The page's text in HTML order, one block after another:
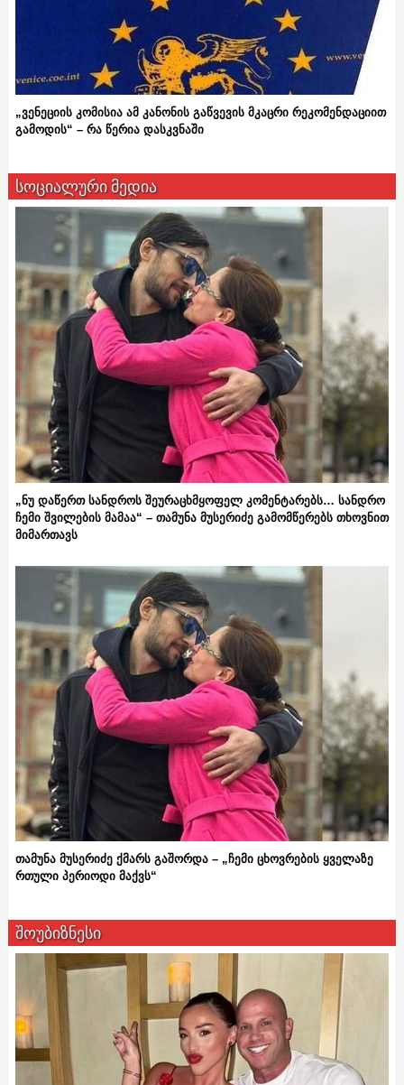
„ვენეციის კომისია ამ კანონის გაწვევის მკაცრი რეკომენდაციით
გამოდის“ – რა წერია დასკვნაში
სოციალური მედია
„ნუ დაწერთ სანდროს შეურაცხმყოფელ კომენტარებს… სანდრო
ჩემი შვილების მამაა“ – თამუნა მუსერიძე გამომწერებს თხოვნით
მიმართავს
თამუნა მუსერიძე ქმარს გაშორდა – „ჩემი ცხოვრების ყველაზე
რთული პერიოდი მაქვს“
შოუბიზნესი